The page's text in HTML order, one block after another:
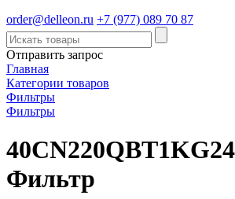
order@delleon.ru +7 (977) 089 70 87
Отправить запрос
Главная
Категории товаров
Фильтры
Фильтры
Фильтр